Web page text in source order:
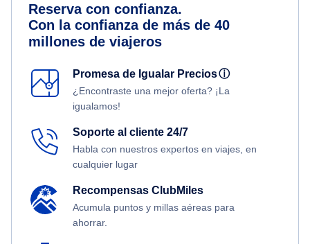
Reserva con confianza.
Con la confianza de más de 40
millones de viajeros
Promesa de Igualar Preciosⓘ
¿Encontraste una mejor oferta? ¡La
igualamos!
Soporte al cliente 24/7
Habla con nuestros expertos en viajes, en
cualquier lugar
Recompensas ClubMiles
Acumula puntos y millas aéreas para
ahorrar.